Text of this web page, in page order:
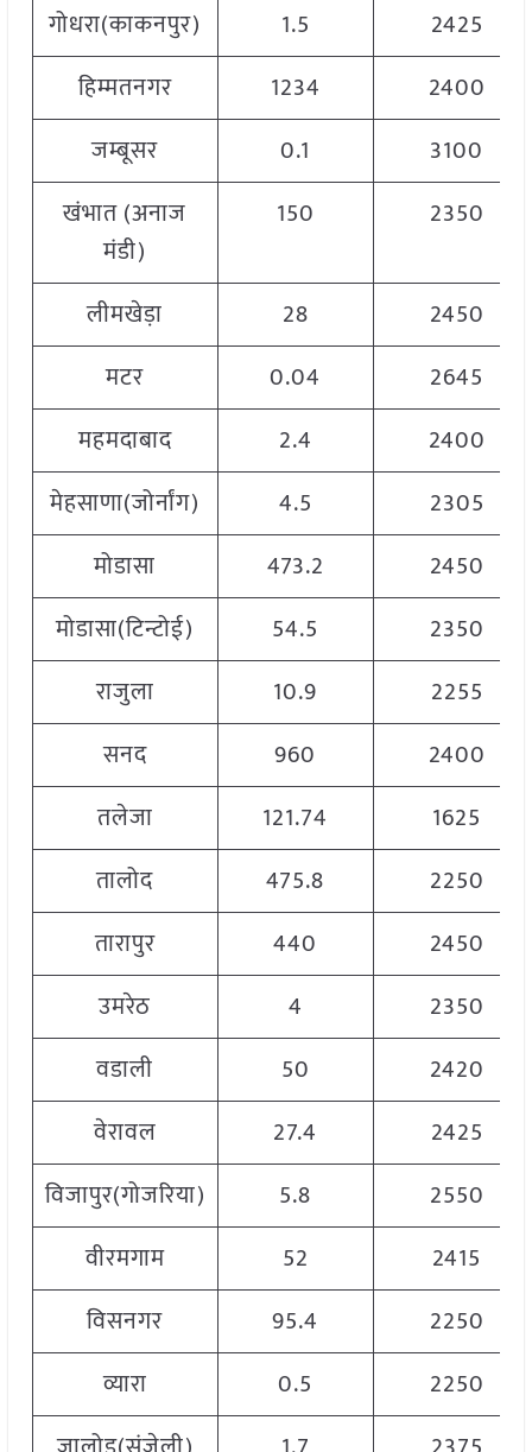
गोधरा(काकनपुर)
1.5
2425
हिम्मतनगर
1234
2400
जम्बूसर
0.1
3100
खंभात (अनाज
मंडी)
150 2350
लीमखेड़ा 28
2450
मटर
0.04
2645
महमदाबाद
2.4
2400
मेहसाणा(जोर्नांग)
4.5
2305
मोडासा
473.2
2450
मोडासा(टिन्टोई)
54.5
2350
राजुला
10.9
2255
सनद
960
2400
तलेजा
121.74
1625
तालोद
475.8
2250
तारापुर
440
2450
उमरेठ
4
2350
वडाली
50
2420
वेरावल
27.4
2425
विजापुर(गोजरिया)
5.8
2550
वीरमगाम
52
2415
विसनगर
95.4
2250
व्यारा
0.5
2250